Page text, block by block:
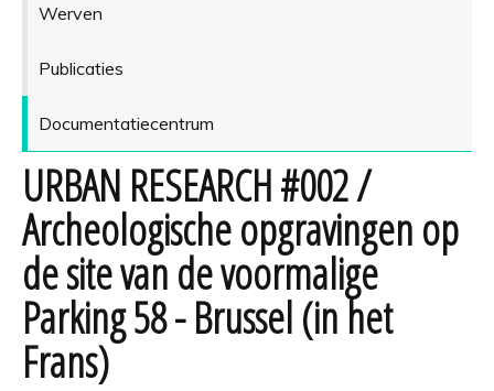
Werven
Publicaties
Documentatiecentrum
URBAN RESEARCH #002 /
Archeologische opgravingen op
de site van de voormalige
Parking 58 - Brussel (in het
Frans)